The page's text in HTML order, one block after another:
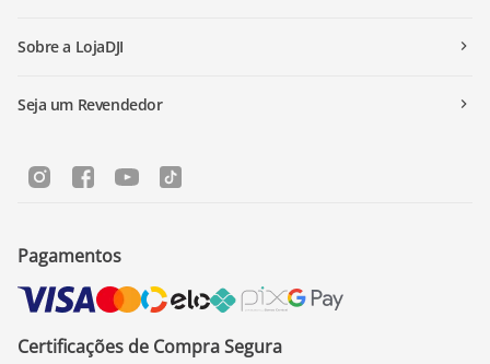
Sobre a LojaDJI
Seja um Revendedor
Pagamentos
Certificações de Compra Segura